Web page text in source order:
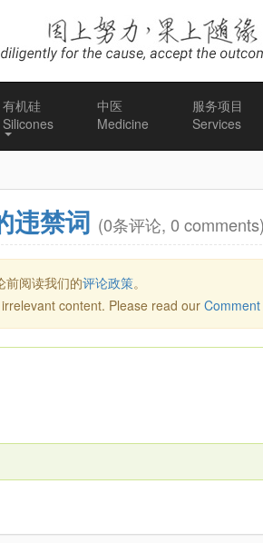
有机硅
Silicones
中医
Medicine
服务项目
Services
违禁词 (0条评论, 0 comments)
前阅读我们的评论政策。
content. Please read our